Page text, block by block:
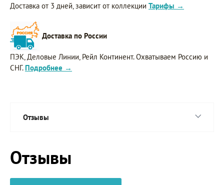
Доставка от 3 дней, зависит от коллекции Тарифы →
Доставка по России
ПЭК, Деловые Линии, Рейл Континент. Охватываем Россию и
СНГ. Подробнее →
Отзывы
Отзывы